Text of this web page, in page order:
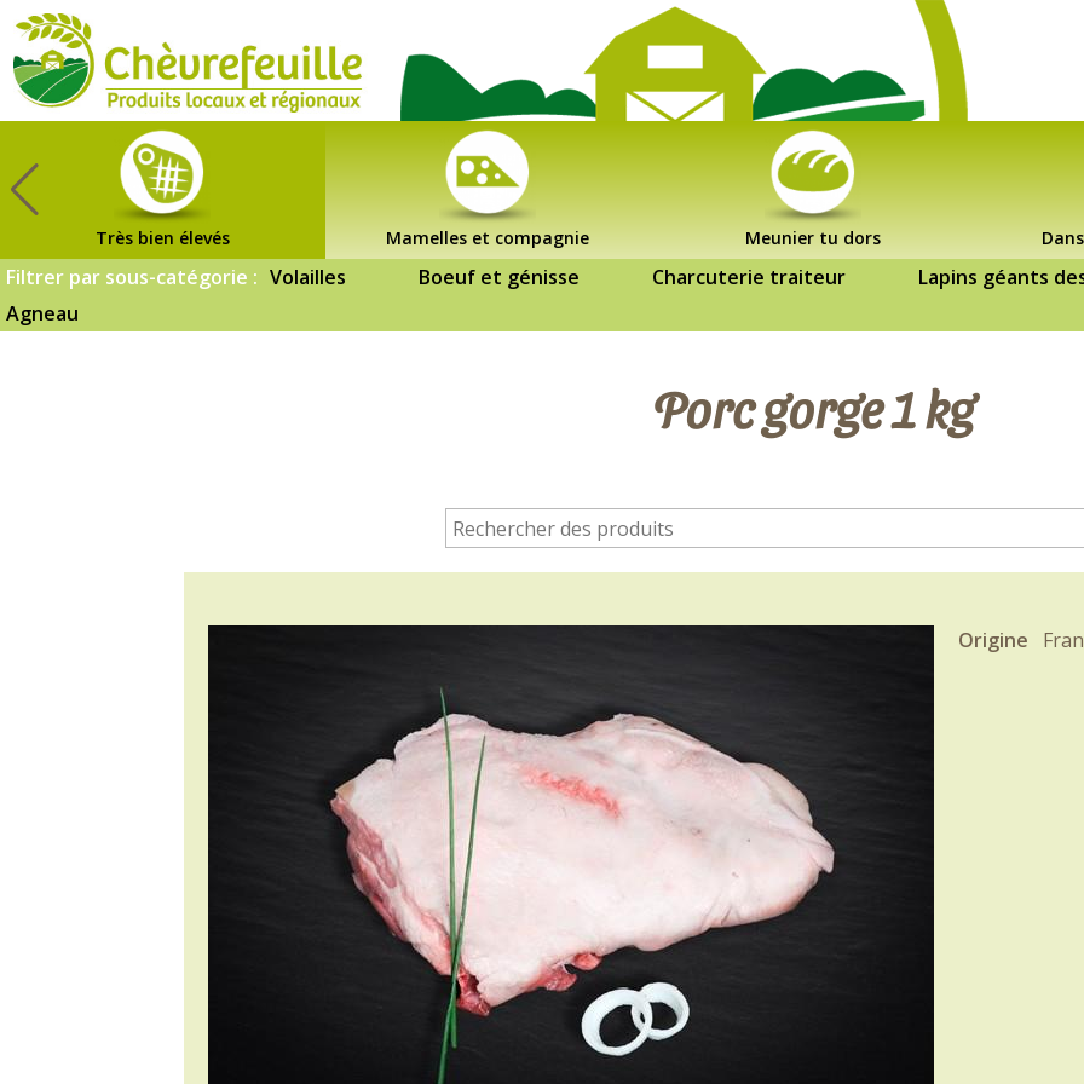
Très bien élevés Mamelles et compagnie Meunier tu dors
Filtrer par sous-catégorie : Volailles Boeuf et génisse Charcuterie traiteur
Lapins géants
Agneau
Porc gorge 1 kg
Origine